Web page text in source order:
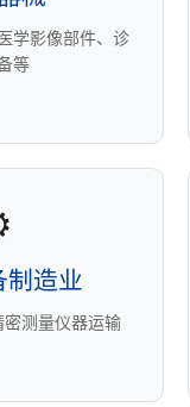
学影像部件、诊
等
制造业
测量仪器运输